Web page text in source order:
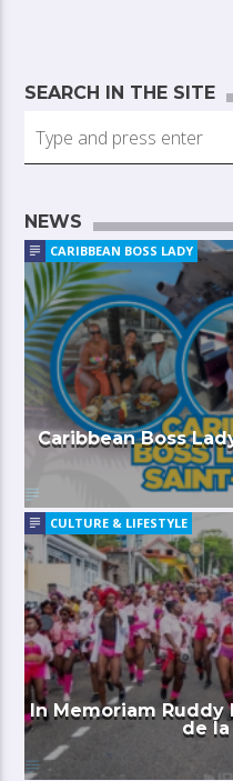
SEARCH IN THE SITE
NEWS
CARIBBEAN BOSS LADY
Caribbean Boss
CULTURE & LIFESTYLE
In Memoriam Ruddy
de